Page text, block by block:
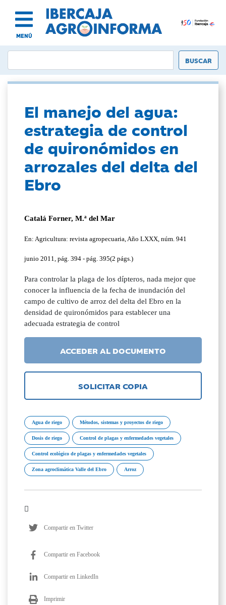
MENÚ
El manejo del agua:
estrategia de control
de quironómidos en
arrozales del delta del
Ebro
Catalá Forner, M.ª del Mar
En: Agricultura: revista agropecuaria, Año LXXX, núm. 941
junio 2011, pág. 394 - pág. 395(2 págs.)
Para controlar la plaga de los dípteros, nada mejor que
conocer la influencia de la fecha de inundación del
campo de cultivo de arroz del delta del Ebro en la
densidad de quironómidos para establecer una
adecuada estrategia de control
ACCEDER AL DOCUMENTO
SOLICITAR COPIA
Agua de riego Métodos, sistemas y proyectos de riego
Dosis de riego Control de plagas y enfermedades vegetales
Control ecológico de plagas y enfermedades vegetales
Zona agroclimática Valle del Ebro Arroz
Compartir en Twitter
Compartir en Facebook
Compartir en LinkedIn
Imprimir